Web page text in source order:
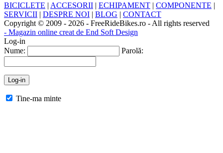
BICICLETE | ACCESORII | ECHIPAMENT | COMPONENTE |
SERVICII | DESPRE NOI | BLOG | CONTACT
Copyright © 2009 - 2026 - FreeRideBikes.ro - All rights reserved
- Magazin online creat de End Soft Design
Log-in
Nume:
Parolă:
Tine-ma minte